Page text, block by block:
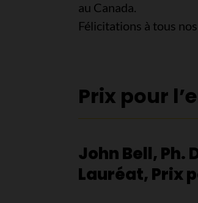
au Canada.
Félicitations à tous
Prix pour
John Bell, Ph.
Lauréat, Prix